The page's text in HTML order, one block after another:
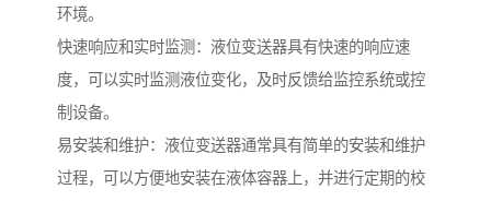
环境。
快速响应和实时监测：液位变送器具有快速的响应速
度，可以实时监测液位变化，及时反馈给监控系统或控
制设备。
易安装和维护：液位变送器通常具有简单的安装和维护
过程，可以方便地安装在液体容器上，并进行定期的校